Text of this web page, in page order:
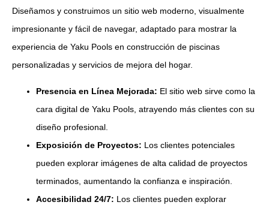
Diseñamos y construimos un sitio web moderno, visualmente
impresionante y fácil de navegar, adaptado para mostrar la
experiencia de Yaku Pools en construcción de piscinas
personalizadas y servicios de mejora del hogar.
Presencia en Línea Mejorada: El sitio web sirve como la
cara digital de Yaku Pools, atrayendo más clientes con su
diseño profesional.
Exposición de Proyectos: Los clientes potenciales
pueden explorar imágenes de alta calidad de proyectos
terminados, aumentando la confianza e inspiración.
Accesibilidad 24/7: Los clientes pueden explorar